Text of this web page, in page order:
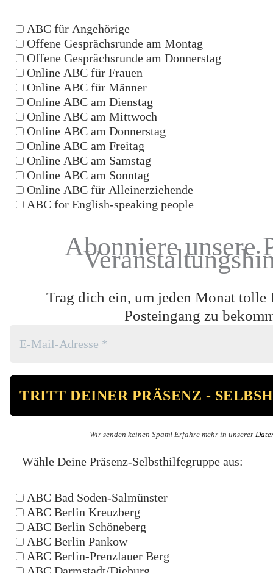
ABC für Angehörige
Offene Gesprächsrunde am Montag
Offene Gesprächsrunde am Donnerstag
Online ABC für Frauen
Online ABC für Männer
Online ABC am Dienstag
Online ABC am Mittwoch
Online ABC am Donnerstag
Online ABC am Freitag
Online ABC am Samstag
Online ABC am Sonntag
Online ABC für Alleinerziehende
ABC for English-speaking people
Abonniere unsere
Trag dich ein, um jeden Monat tolle
Posteingang zu
Wir senden keinen Spam! Erfahre mehr in unserer
Wähle Deine Präsenz-Selbsthilfegruppe aus:
ABC Bad Soden-Salmünster
ABC Berlin Kreuzberg
ABC Berlin Schöneberg
ABC Berlin Pankow
ABC Berlin-Prenzlauer Berg